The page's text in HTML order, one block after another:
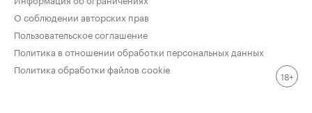
О соблюдении авторских прав
Пользовательское соглашение
Политика в отношении обработки персональных данных
Политика обработки файлов cookie
18+